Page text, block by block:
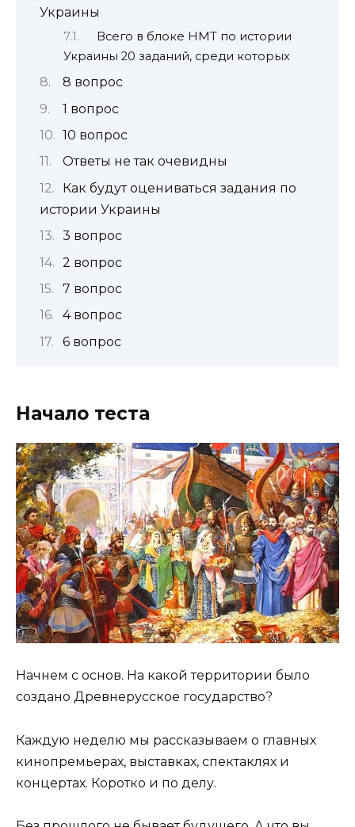
Украины
Всего в блоке НМТ по истории
Украины 20 заданий, среди которых
8 вопрос
1 вопрос
10 вопрос
Ответы не так очевидны
Как будут оцениваться задания по
истории Украины
3 вопрос
2 вопрос
7 вопрос
4 вопрос
6 вопрос
Начало теста
Начнем с основ. На какой территории было
создано Древнерусское государство?
Каждую неделю мы рассказываем о главных
кинопремьерах, выставках, спектаклях и
концертах. Коротко и по делу.